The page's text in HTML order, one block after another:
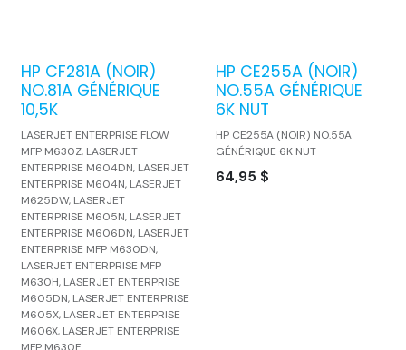
HP CF281A (NOIR)
NO.81A GÉNÉRIQUE
10,5K
LASERJET ENTERPRISE FLOW
MFP M630Z, LASERJET
ENTERPRISE M604DN, LASERJET
ENTERPRISE M604N, LASERJET
M625DW, LASERJET
ENTERPRISE M605N, LASERJET
ENTERPRISE M606DN, LASERJET
ENTERPRISE MFP M630DN,
LASERJET ENTERPRISE MFP
M630H, LASERJET ENTERPRISE
M605DN, LASERJET ENTERPRISE
M605X, LASERJET ENTERPRISE
M606X, LASERJET ENTERPRISE
MFP M630F
HP CE255A (NOIR)
NO.55A GÉNÉRIQUE
6K NUT
HP CE255A (NOIR) NO.55A
GÉNÉRIQUE 6K NUT
64,95 $